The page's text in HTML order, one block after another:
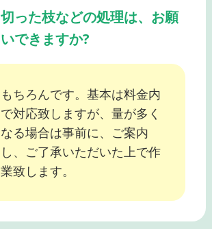
切った枝などの処理は、お願
いできますか?
もちろんです。基本は料金内
で対応致しますが、量が多く
なる場合は事前に、ご案内
し、ご了承いただいた上で作
業致します。